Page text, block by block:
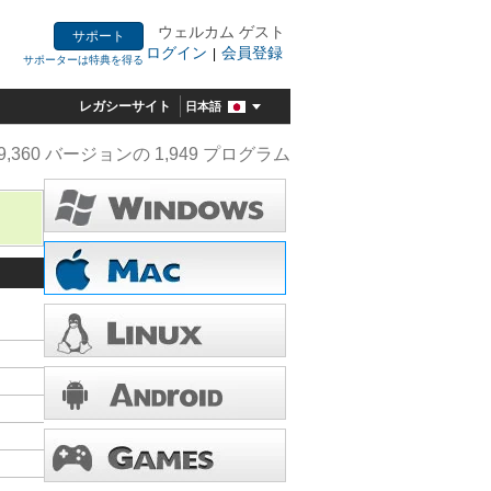
サポート
サポーターは特典を得る
ウェルカム ゲスト
ログイン | 会員登録
レガシーサイト 日本語
バージョンの 1,949 プログラム